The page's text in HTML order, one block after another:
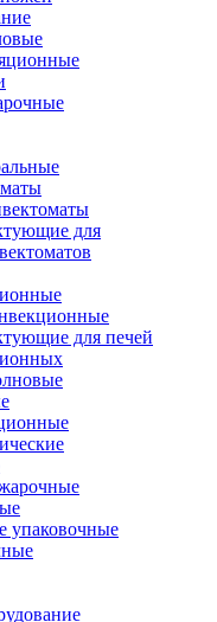
для
для печей
упаковочные